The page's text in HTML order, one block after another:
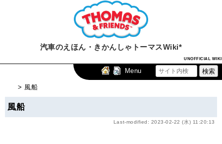
汽車のえほん・きかんしゃトーマスWiki*
UNOFFICIAL WIKI
Menu
> 風船
風船
Last-modified: 2023-02-22 (水) 11:20:13